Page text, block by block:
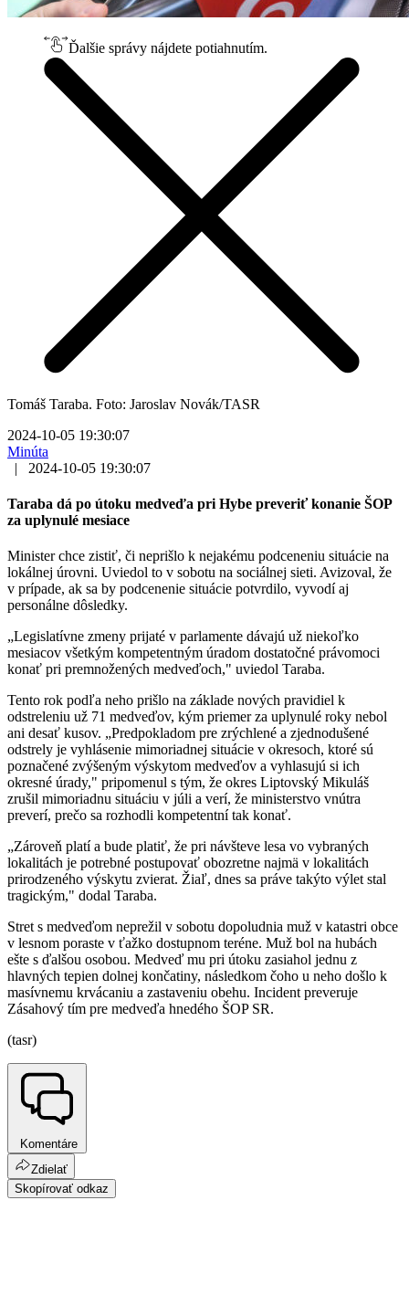
Ďalšie správy nájdete potiahnutím.
Tomáš Taraba. Foto: Jaroslav Novák/TASR
2024-10-05 19:30:07
Minúta
|
2024-10-05 19:30:07
Taraba dá po útoku medveďa pri Hybe preveriť konanie ŠOP
za uplynulé mesiace
Minister chce zistiť, či neprišlo k nejakému podceneniu situácie na
lokálnej úrovni. Uviedol to v sobotu na sociálnej sieti. Avizoval, že
v prípade, ak sa by podcenenie situácie potvrdilo, vyvodí aj
personálne dôsledky.
„Legislatívne zmeny prijaté v parlamente dávajú už niekoľko
mesiacov všetkým kompetentným úradom dostatočné právomoci
konať pri premnožených medveďoch," uviedol Taraba.
Tento rok podľa neho prišlo na základe nových pravidiel k
odstreleniu už 71 medveďov, kým priemer za uplynulé roky nebol
ani desať kusov. „Predpokladom pre zrýchlené a zjednodušené
odstrely je vyhlásenie mimoriadnej situácie v okresoch, ktoré sú
poznačené zvýšeným výskytom medveďov a vyhlasujú si ich
okresné úrady," pripomenul s tým, že okres Liptovský Mikuláš
zrušil mimoriadnu situáciu v júli a verí, že ministerstvo vnútra
preverí, prečo sa rozhodli kompetentní tak konať.
„Zároveň platí a bude platiť, že pri návšteve lesa vo vybraných
lokalitách je potrebné postupovať obozretne najmä v lokalitách
prirodzeného výskytu zvierat. Žiaľ, dnes sa práve takýto výlet stal
tragickým," dodal Taraba.
Stret s medveďom neprežil v sobotu dopoludnia muž v katastri obce
v lesnom poraste v ťažko dostupnom teréne. Muž bol na hubách
ešte s ďalšou osobou. Medveď mu pri útoku zasiahol jednu z
hlavných tepien dolnej končatiny, následkom čoho u neho došlo k
masívnemu krvácaniu a zastaveniu obehu. Incident preveruje
Zásahový tím pre medveďa hnedého ŠOP SR.
(tasr)
Komentáre
Zdielať
Skopírovať odkaz